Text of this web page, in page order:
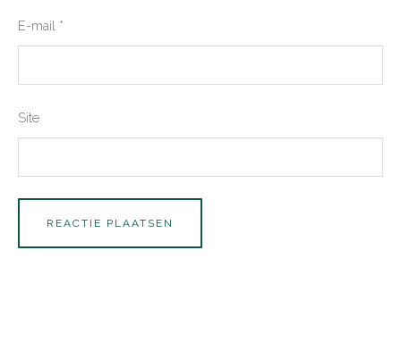
E-mail *
Site